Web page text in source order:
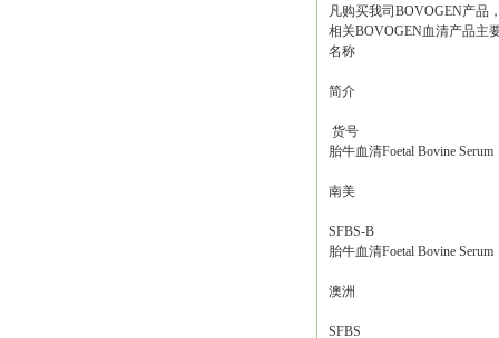
凡购买我司BOVOGEN产品
相关BOVOGEN血清产品主
名称
简介
货号
胎牛血清Foetal Bovine Serum
南美
SFBS-B
胎牛血清Foetal Bovine Serum
澳洲
SFBS